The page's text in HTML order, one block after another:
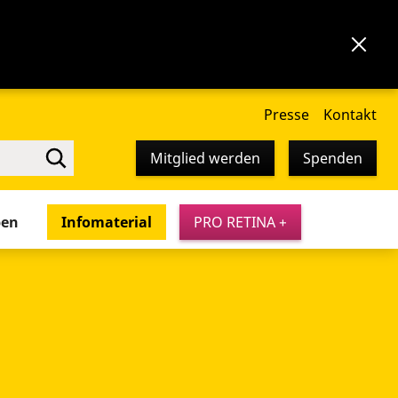
Presse Kontakt
Mitglied werden Spenden
Infomaterial PRO RETINA +